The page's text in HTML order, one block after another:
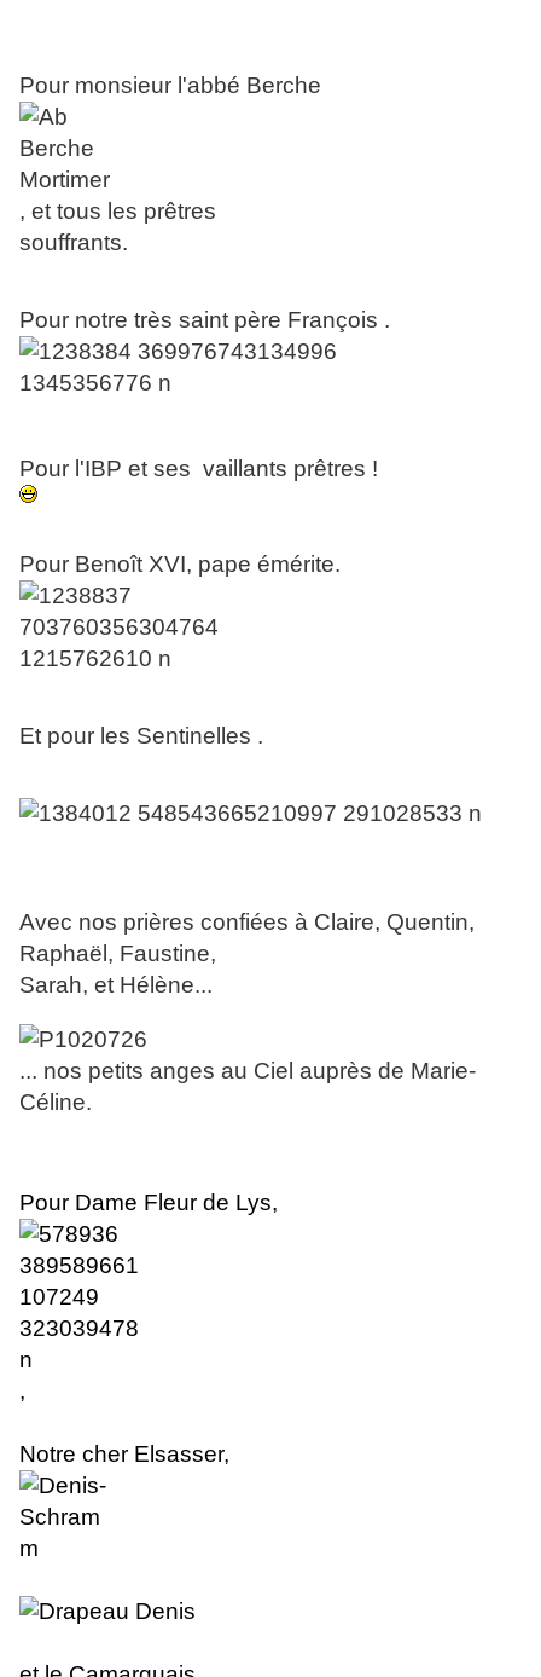
Pour monsieur l'abbé Berche
, et tous les prêtres
souffrants.
Pour notre très saint père François .
Pour l'IBP et ses vaillants prêtres !
Pour Benoît XVI, pape émérite.
Et pour les Sentinelles .
Avec nos prières confiées à Claire, Quentin,
Raphaël, Faustine,
Sarah, et Hélène...
... nos petits anges au Ciel auprès de Marie-
Céline.
Pour Dame Fleur de Lys,
,
Notre cher Elsasser,